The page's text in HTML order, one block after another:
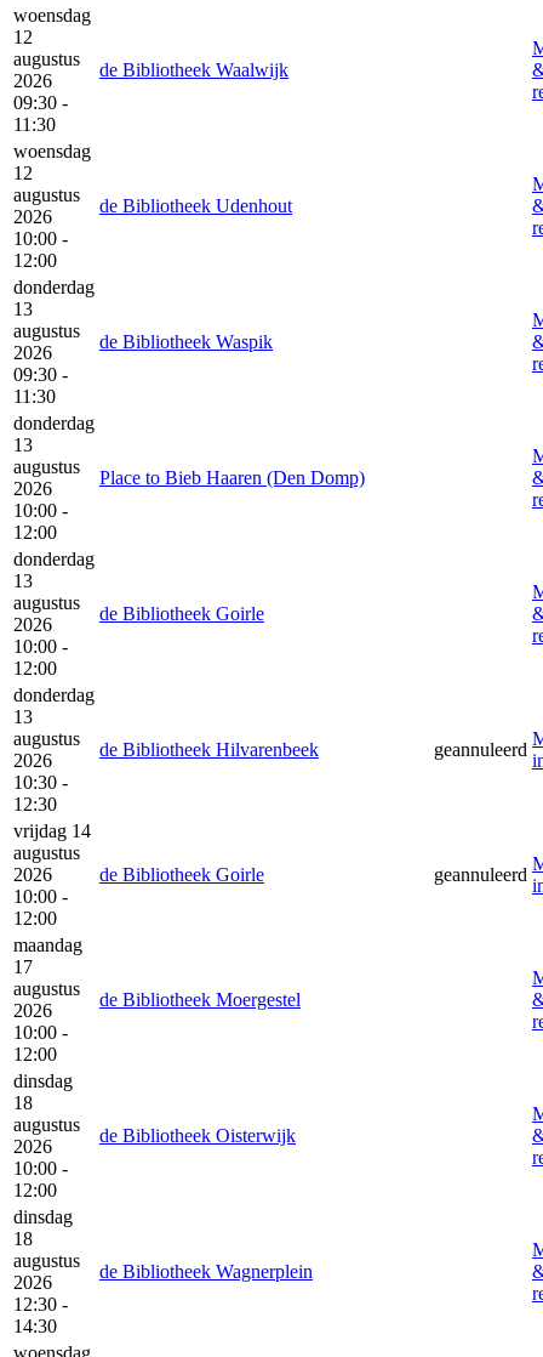
woensdag
12
augustus
2026
09:30 -
11:30
de Bibliotheek Waalwijk
woensdag
12
augustus
2026
10:00 -
12:00
de Bibliotheek Udenhout
donderdag
13
augustus
2026
09:30 -
11:30
de Bibliotheek Waspik
donderdag
13
augustus
2026
10:00 -
12:00
Place to Bieb Haaren (Den Domp)
donderdag
13
augustus
2026
10:00 -
12:00
de Bibliotheek Goirle
donderdag
13
augustus
2026
10:30 -
12:30
de Bibliotheek Hilvarenbeek geannuleerd
vrijdag 14
augustus
2026
10:00 -
12:00
de Bibliotheek Goirle geannuleerd
maandag
17
augustus
2026
10:00 -
12:00
de Bibliotheek Moergestel
dinsdag
18
augustus
2026
10:00 -
12:00
de Bibliotheek Oisterwijk
dinsdag
18
augustus
2026
12:30 -
14:30
de Bibliotheek Wagnerplein
woensdag